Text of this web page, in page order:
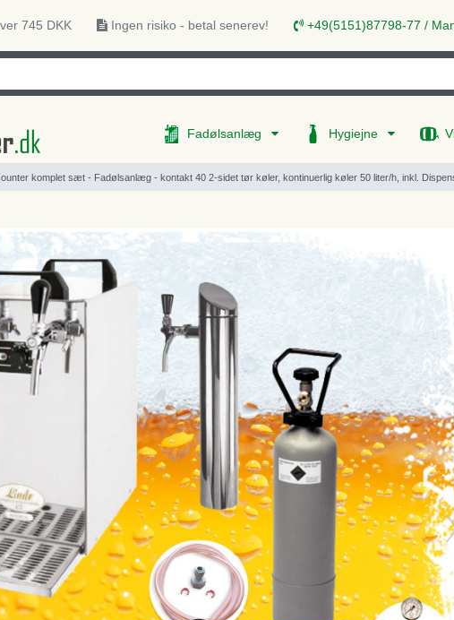
745 DKK Ingen risiko - betal senerev! +49(5151)87798-77 /
Fadølsanlæg Hygiejne
komplet sæt - Fadølsanlæg - kontakt 40 2-sidet tør køler, kontinuerlig køler 50 liter/h, inkl.